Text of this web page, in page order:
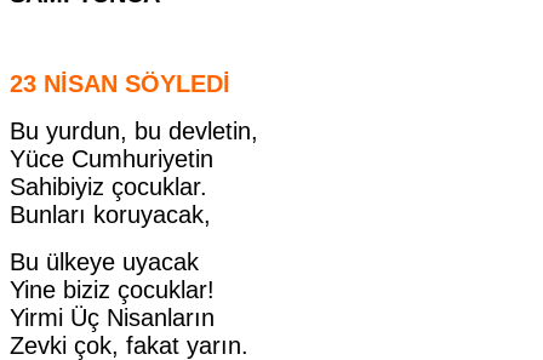
23 NİSAN SÖYLEDİ
Bu yurdun, bu devletin,
Yüce Cumhuriyetin
Sahibiyiz çocuklar.
Bunları koruyacak,
Bu ülkeye uyacak
Yine biziz çocuklar!
Yirmi Üç Nisanların
Zevki çok, fakat yarın.